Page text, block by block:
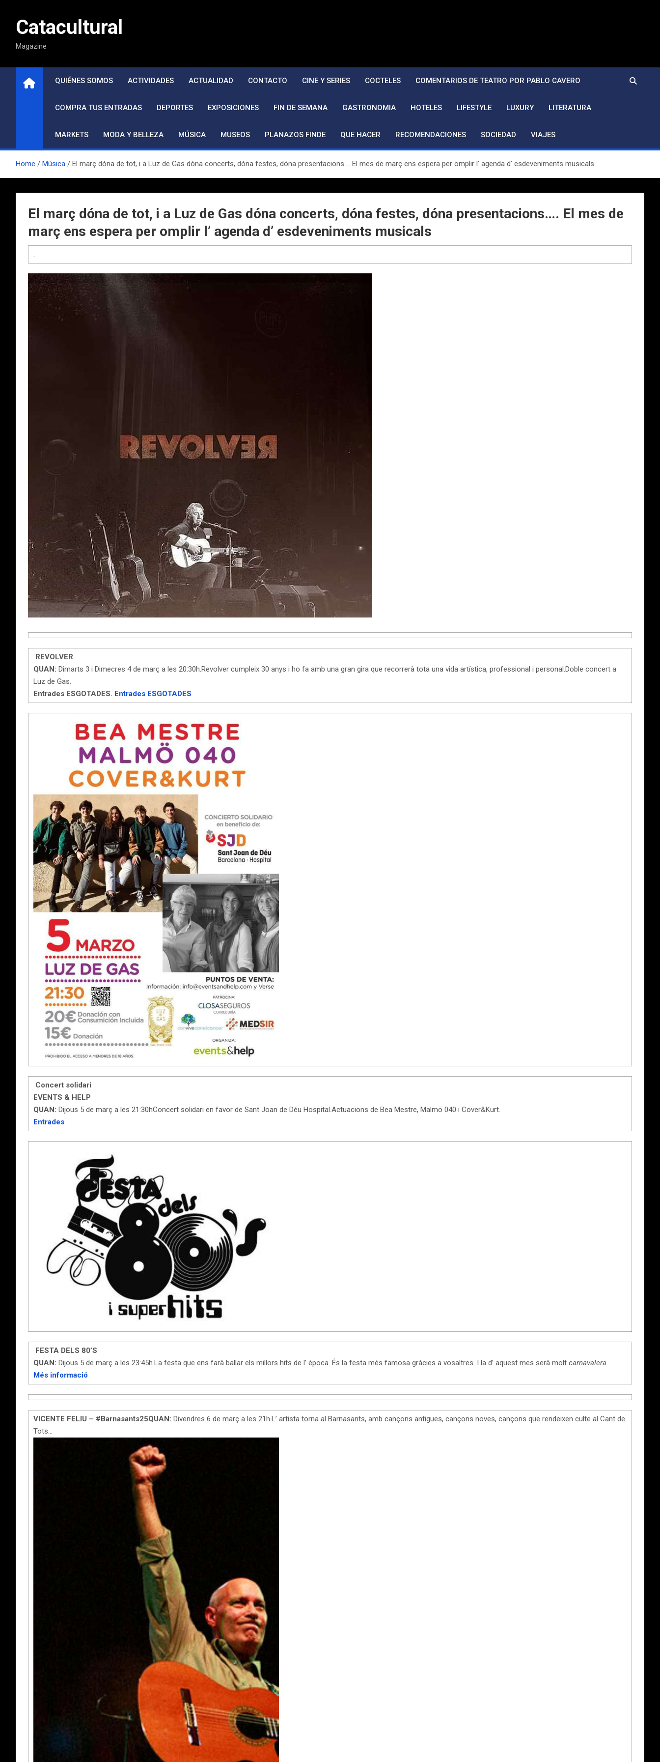
contenidoCatacultural
Magazine
QUIÉNES SOMOS ACTIVIDADES ACTUALIDAD CONTACTO CINE Y SERIES COCTELES COMENTARIOS DE TEATRO POR PABLO CAVERO
COMPRA TUS ENTRADAS DEPORTES EXPOSICIONES FIN DE SEMANA GASTRONOMIA HOTELES LIFESTYLE LUXURY LITERATURA
MARKETS MODA Y BELLEZA MÚSICA MUSEOS PLANAZOS FINDE QUE HACER RECOMENDACIONES SOCIEDAD VIAJES
Home Música El març dóna de tot, i a Luz de Gas dóna concerts, dóna festes, dóna presentacions…. El mes de març ens espera per omplir l’ agenda d’ esdeveniments musicals
El març dóna de tot, i a Luz de Gas dóna concerts, dóna festes, dóna presentacions…. El mes de
març ens espera per omplir l’ agenda d’ esdeveniments musicals
.
REVOLVER
QUAN: Dimarts 3 i Dimecres 4 de març a les 20:30h.Revolver cumpleix 30 anys i ho fa amb una gran gira que recorrerà tota una vida artística, professional i personal.Doble concert a
Luz de Gas.
Entrades ESGOTADES. Entrades ESGOTADES
Concert solidari
EVENTS & HELP
QUAN: Dijous 5 de març a les 21:30hConcert solidari en favor de Sant Joan de Déu Hospital.Actuacions de Bea Mestre, Malmö 040 i Cover&Kurt.
Entrades
FESTA DELS 80’S
QUAN: Dijous 5 de març a les 23:45h.La festa que ens farà ballar els millors hits de l’ època. És la festa més famosa gràcies a vosaltres. I la d’ aquest mes serà molt carnavalera.
Més informació
VICENTE FELIU – #Barnasants25QUAN: Divendres 6 de març a les 21h.L’ artista torna al Barnasants, amb cançons antigues, cançons noves, cançons que rendeixen culte al Cant de
Tots…